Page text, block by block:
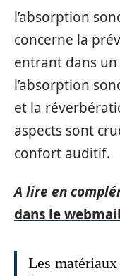
l’absorption
concerne la
entrant dans
l’absorption
et la
aspects sont
confort auditif.
A lire en
dans le
Les